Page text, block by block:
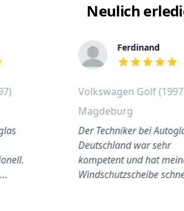
Neulich
Ferdinand
out of 5 stars
Volkswagen Golf
Magdeburg
Der Techniker bei
Deutschland war sehr
kompetent und hat
Windschutzscheibe